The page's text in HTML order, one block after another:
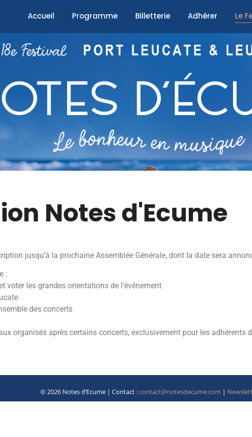
Accueil Programme Billetterie Adhérer Le
Notes d'Ecume
jusqu’à la prochaine Assemblée Générale, dont la date sera
:
voter les grandes orientations de l’événement
des concerts
organisés après certains concerts, exclusivement pour les adhérents
© 2026 Notes d’Ecume | Contact :contact@notesdecume.com |